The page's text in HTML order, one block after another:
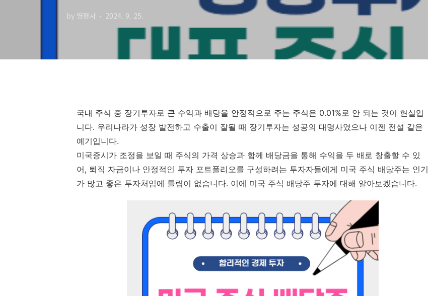
by 영평사 2024. 9. 25.
국내 주식 중 장기투자로 큰 수익과 배당을 안정적으로 주는 주식은 0.01%로 안 되는 것이 현실입
니다. 우리나라가 성장 발전하고 수출이 잘될 때 장기투자는 성공의 대명사였으나 이젠 전설 같은
예기입니다.
미국증시가 조정을 보일 때 주식의 가격 상승과 함께 배당금을 통해 수익을 두 배로 창출할 수 있
어, 퇴직 자금이나 안정적인 투자 포트폴리오를 구성하려는 투자자들에게 미국 주식 배당주는 인기
가 많고 좋은 투자처임에 틀림이 없습니다. 이에 미국 주식 배당주 투자에 대해 알아보겠습니다.